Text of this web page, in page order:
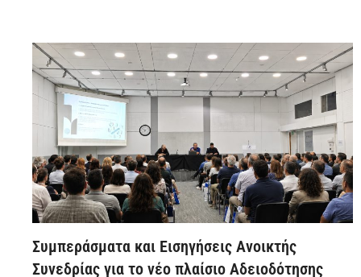
Συμπεράσματα και Εισηγήσεις Ανοικτής
Συνεδρίας για το νέο πλαίσιο Αδειοδότησης